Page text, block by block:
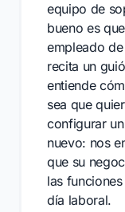
equipo de
bueno es
empleado
recita un
entiende
sea que
configurar
nuevo: nos
que su
las
día laboral.